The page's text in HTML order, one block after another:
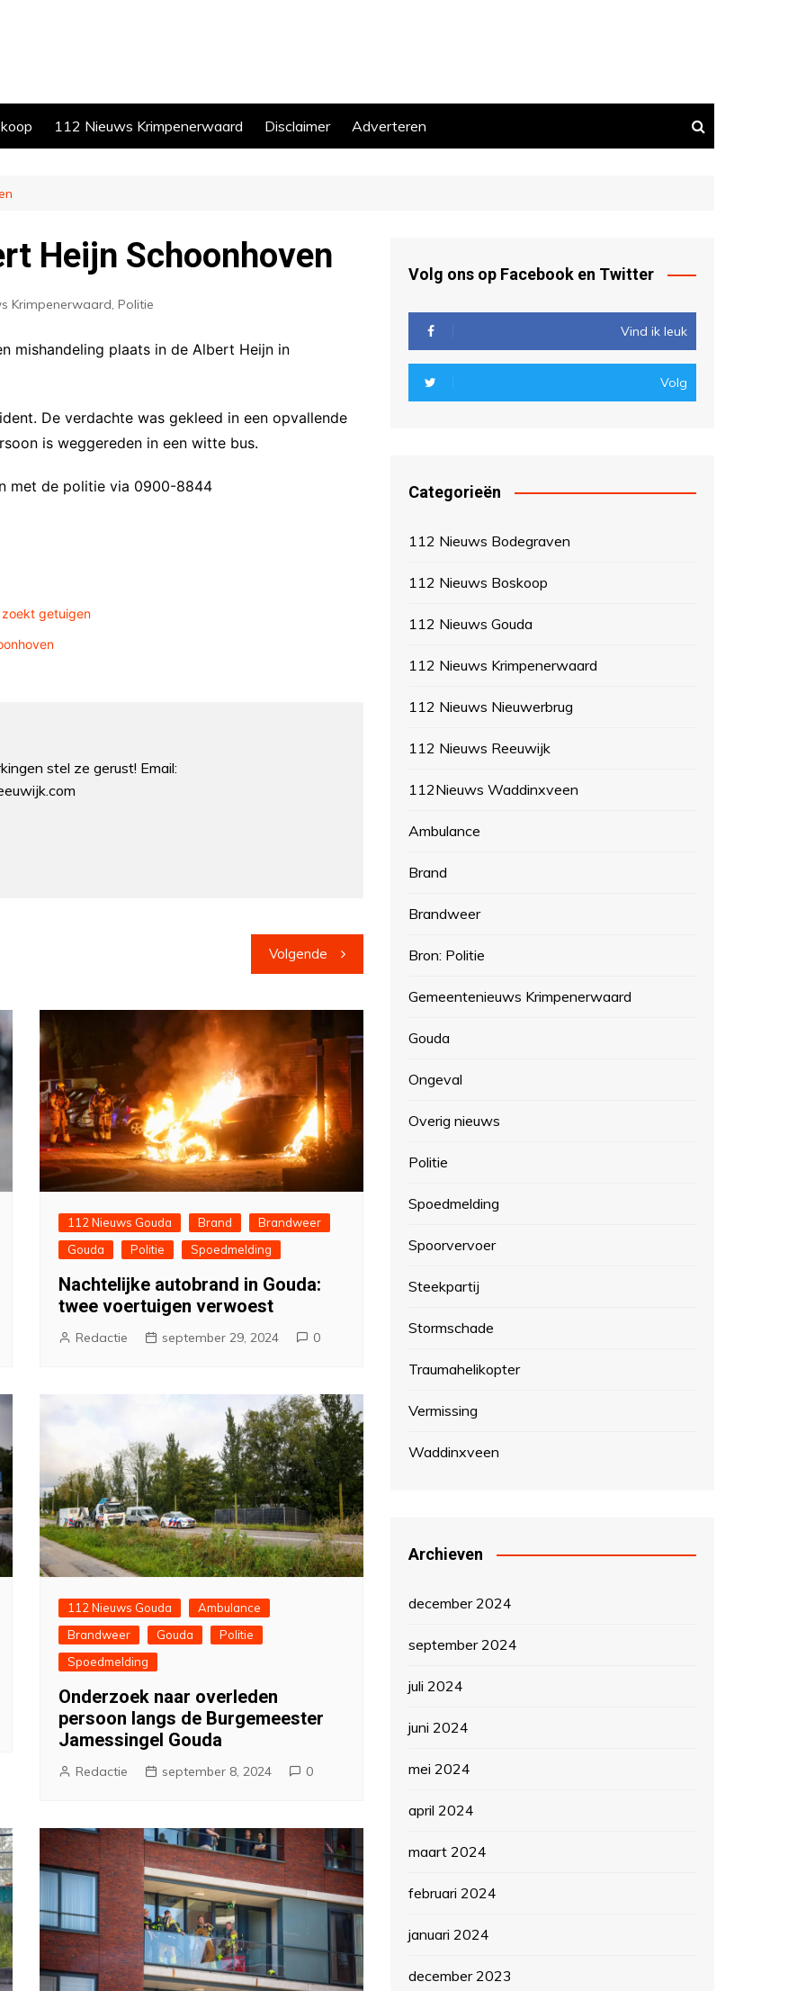
112 Nieuws Krimpenerwaard Disclaimer Adverteren
Heijn Schoonhoven
Krimpenerwaard, Politie
mishandeling plaats in de Albert Heijn in
De verdachte was gekleed in een opvallende
is weggereden in een witte bus.
met de politie via 0900-8844
zoekt getuigen
stel ze gerust! Email:
Volgende
112 Nieuws Gouda Brand
Brandweer
Gouda
Politie Spoedmelding
Nachtelijke autobrand in Gouda:
twee voertuigen verwoest
Redactie september 29, 2024 0
112 Nieuws Gouda
Ambulance
Brandweer
Gouda
Politie
Spoedmelding
Onderzoek naar overleden
persoon langs de Burgemeester
Jamessingel Gouda
Redactie september 8, 2024 0
Volg ons op Facebook en Twitter
Vind ik leuk
Volg
Categorieën
112 Nieuws Bodegraven
112 Nieuws Boskoop
112 Nieuws Gouda
112 Nieuws Krimpenerwaard
112 Nieuws Nieuwerbrug
112 Nieuws Reeuwijk
112Nieuws Waddinxveen
Ambulance
Brand
Brandweer
Bron: Politie
Gemeentenieuws Krimpenerwaard
Gouda
Ongeval
Overig nieuws
Politie
Spoedmelding
Spoorvervoer
Steekpartij
Stormschade
Traumahelikopter
Vermissing
Waddinxveen
Archieven
december 2024
september 2024
juli 2024
juni 2024
mei 2024
april 2024
maart 2024
februari 2024
januari 2024
december 2023